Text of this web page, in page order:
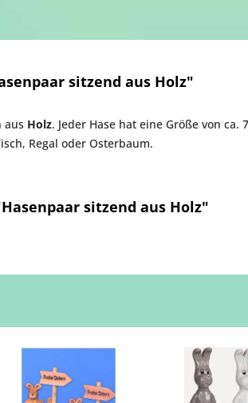
sitzend aus Holz"
aus Holz. Jeder Hase hat eine Größe von
Regal oder Osterbaum.
sitzend aus Holz"